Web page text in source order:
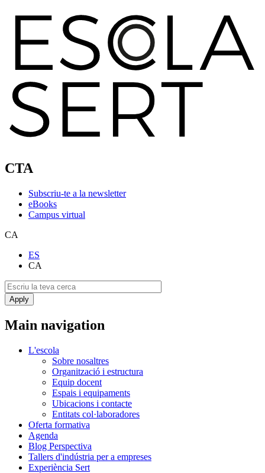
CTA
Subscriu-te a la newsletter
eBooks
Campus virtual
CA
ES
CA
Main navigation
L'escola
Sobre nosaltres
Organització i estructura
Equip docent
Espais i equipaments
Ubicacions i contacte
Entitats col·laboradores
Oferta formativa
Agenda
Blog Perspectiva
Tallers d'indústria per a empreses
Experiència Sert